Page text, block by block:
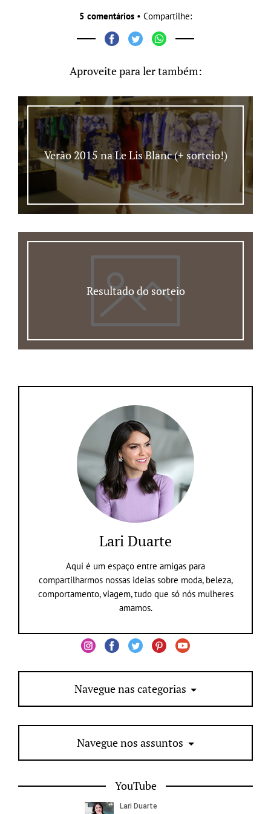
5 comentários • Compartilhe:
Aproveite para ler também:
Verão 2015 na Le Lis Blanc (+ sorteio!)
Resultado do sorteio
Lari Duarte
Aqui é um espaço entre amigas para
compartilharmos nossas ideias sobre moda, beleza,
comportamento, viagem, tudo que só nós mulheres
amamos.
Navegue nas categorias
Navegue nos assuntos
YouTube